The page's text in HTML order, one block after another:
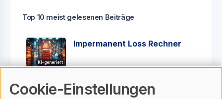
Top 10 meist gelesenen Beiträge
KI-generiert
Impermanent Loss Rechner
Bitcoin Mining für Anfänger:
Cookie-Einstellungen